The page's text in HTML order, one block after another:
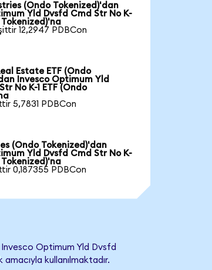
(Ondo Tokenized)'dan
Yld Dvsfd Cmd Str No K-
Tokenized)'na
12,2947 PDBCon
Estate ETF (Ondo
Invesco Optimum Yld
No K-1 ETF (Ondo
5,7831 PDBCon
(Ondo Tokenized)'dan
Yld Dvsfd Cmd Str No K-
Tokenized)'na
0,187355 PDBCon
Invesco Optimum Yld Dvsfd
kullanılmaktadır.